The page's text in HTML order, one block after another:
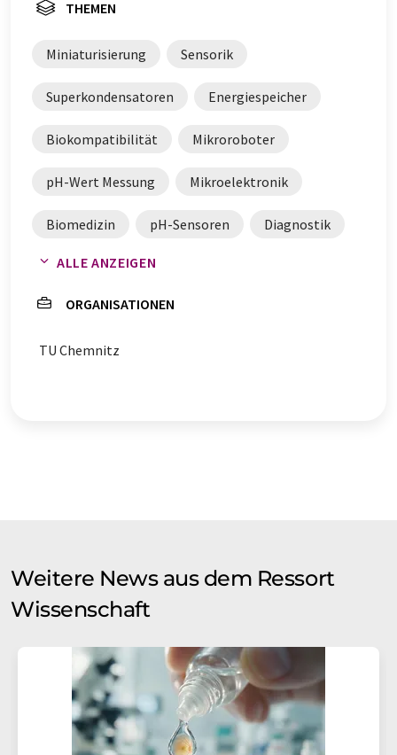
THEMEN
Miniaturisierung Sensorik
Superkondensatoren Energiespeicher
Biokompatibilität Mikroroboter
pH-Wert Messung Mikroelektronik
Biomedizin pH-Sensoren Diagnostik
Krebsdiagnostik
ALLE ANZEIGEN
ORGANISATIONEN
TU Chemnitz
Weitere News aus dem Ressort
Wissenschaft